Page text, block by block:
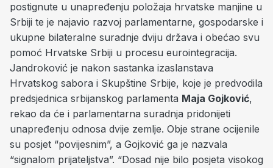
postignute u unapređenju položaja hrvatske manjine u
Srbiji te je najavio razvoj parlamentarne, gospodarske i
ukupne bilateralne suradnje dviju država i obećao svu
pomoć Hrvatske Srbiji u procesu eurointegracija.
Jandroković je nakon sastanka izaslanstava
Hrvatskog sabora i Skupštine Srbije, koje je predvodila
predsjednica srbijanskog parlamenta Maja Gojković,
rekao da će i parlamentarna suradnja pridonijeti
unapređenju odnosa dvije zemlje. Obje strane ocijenile
su posjet “povijesnim”, a Gojković ga je nazvala
“signalom prijateljstva”. “Dosad nije bilo posjeta visokog